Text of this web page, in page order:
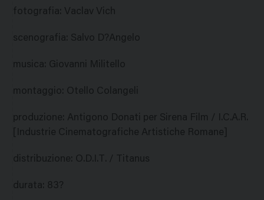
fotografia: Vaclav Vich
scenografia: Salvo D?Angelo
musica: Giovanni Militello
montaggio: Otello Colangeli
produzione: Antigono Donati per Sirena Film / I.C.A.R.
[Industrie Cinematografiche Artistiche Romane]
distribuzione: O.D.I.T. / Titanus
durata: 83?